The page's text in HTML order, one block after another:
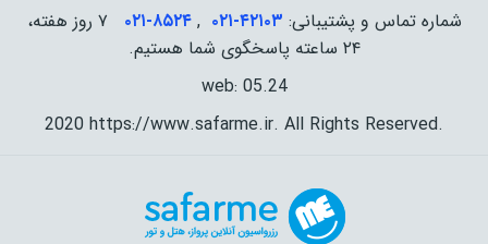
شماره تماس و پشتیبانی: ۰۲۱-۴٢١٠٣ ,۰۲۱-۸۵۲۴
۷ روز هفته،
۲۴ ساعته پاسخگوی شما هستیم.
web: 05.24
2020 https://www.safarme.ir. All Rights Reserved.